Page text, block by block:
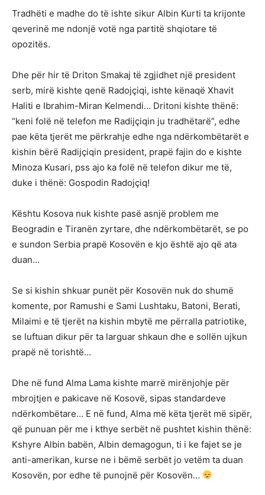
Tradhëti e madhe do të ishte sikur Albin Kurti ta krijonte
qeverinë me ndonjë votë nga partitë shqiotare të
opozitës.
Dhe për hir të Driton Smakaj të zgjidhet një president
serb, mirë kishte qenë Radojçiqi, ishte kënaqë Xhavit
Haliti e Ibrahim-Miran Kelmendi… Dritoni kishte thënë:
“keni folë në telefon me Radijçiqin ju tradhëtarë”, edhe
pae këta tjerët me përkrahje edhe nga ndërkombëtarët e
kishin bërë Radijçiqin president, prapë fajin do e kishte
Minoza Kusari, pss ajo ka folë në telefon dikur me të,
duke i thënë: Gospodin Radojçiq!
Kështu Kosova nuk kishte pasë asnjë problem me
Beogradin e Tiranën zyrtare, dhe ndërkombëtarët, se po
e sundon Serbia prapë Kosovën e kjo është ajo që ata
duan…
Se si kishin shkuar punët për Kosovën nuk do shumë
komente, por Ramushi e Sami Lushtaku, Batoni, Berati,
Milaimi e të tjerët na kishin mbytë me përralla patriotike,
se luftuan dikur për ta larguar shkaun dhe e sollën ujkun
prapë në torishtë…
Dhe në fund Alma Lama kishte marrë mirënjohje për
mbrojtjen e pakicave në Kosovë, sipas standardeve
ndërkombëtare… E në fund, Alma më këta tjerët më sipër,
që punuan për me i kthye serbët në pushtet kishin thënë:
Kshyre Albin babën, Albin demagogun, ti i ke fajet se je
anti-amerikan, kurse ne i bëmë serbët jo vetëm ta duan
Kosovën, por edhe të punojnë për Kosovën…